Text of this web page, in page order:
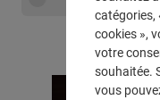
catégories,
cookies »,
votre
souhaitée.
vous